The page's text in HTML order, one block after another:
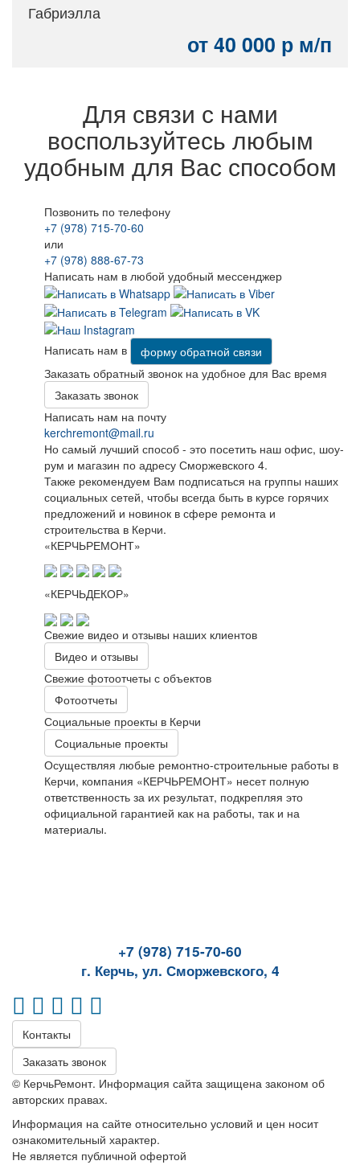
Габриэлла
от 40 000 р м/п
Для связи с нами
воспользуйтесь любым
удобным для Вас способом
Позвонить по телефону
+7 (978) 715-70-60
или
+7 (978) 888-67-73
Написать нам в любой удобный мессенджер
Написать нам в
форму обратной связи
Заказать обратный звонок на удобное для Вас время
Заказать звонок
Написать нам на почту
kerchremont@mail.ru
Но самый лучший способ - это посетить наш офис, шоу-
рум и магазин по адресу Сморжевского 4.
Также рекомендуем Вам подписаться на группы наших
социальных сетей, чтобы всегда быть в курсе горячих
предложений и новинок в сфере ремонта и
строительства в Керчи.
«КЕРЧЬРЕМОНТ»
«КЕРЧЬДЕКОР»
Свежие видео и отзывы наших клиентов
Видео и отзывы
Свежие фотоотчеты с объектов
Фотоотчеты
Социальные проекты в Керчи
Социальные проекты
Осуществляя любые ремонтно-строительные работы в
Керчи, компания «КЕРЧЬРЕМОНТ» несет полную
ответственность за их результат, подкрепляя это
официальной гарантией как на работы, так и на
материалы.
+7 (978) 715-70-60
г. Керчь, ул. Сморжевского, 4
Контакты
Заказать звонок
© КерчьРемонт. Информация сайта защищена законом об
авторских правах.
Информация на сайте относительно условий и цен носит
ознакомительный характер.
Не является публичной офертой